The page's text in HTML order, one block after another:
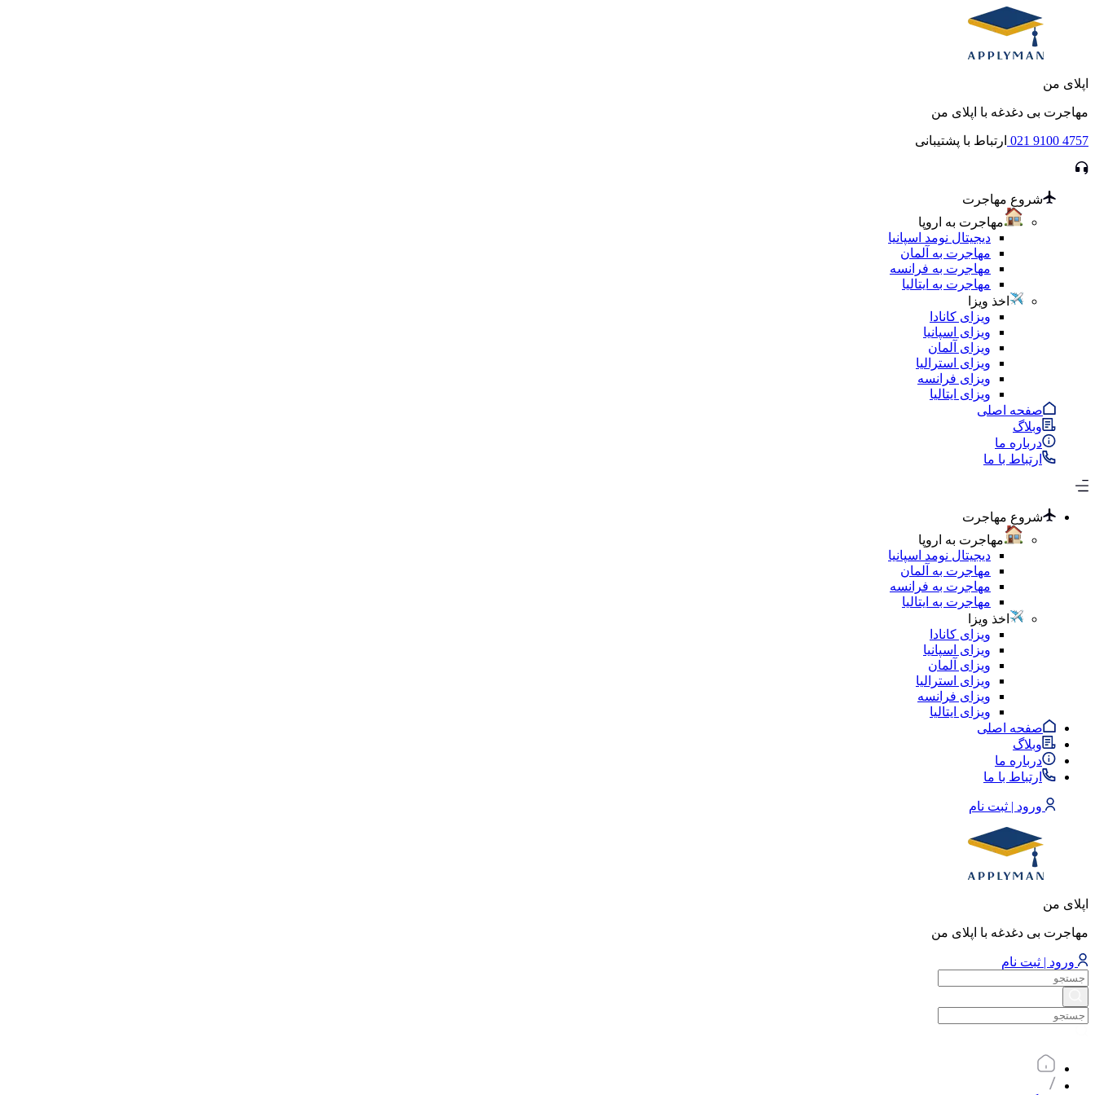
اپلای من
مهاجرت بی دغدغه با اپلای من
021 9100 4757 ارتباط با پشتیبانی
شروع مهاجرت
مهاجرت به اروپا
دیجیتال نومد اسپانیا
مهاجرت به آلمان
مهاجرت به فرانسه
مهاجرت به ایتالیا
اخذ ویزا
ویزای کانادا
ویزای اسپانیا
ویزای آلمان
ویزای استرالیا
ویزای فرانسه
ویزای ایتالیا
صفحه اصلی
وبلاگ
درباره ما
ارتباط با ما
شروع مهاجرت
مهاجرت به اروپا
دیجیتال نومد اسپانیا
مهاجرت به آلمان
مهاجرت به فرانسه
مهاجرت به ایتالیا
اخذ ویزا
ویزای کانادا
ویزای اسپانیا
ویزای آلمان
ویزای استرالیا
ویزای فرانسه
ویزای ایتالیا
صفحه اصلی
وبلاگ
درباره ما
ارتباط با ما
ورود | ثبت نام
اپلای من
مهاجرت بی دغدغه با اپلای من
ورود | ثبت نام